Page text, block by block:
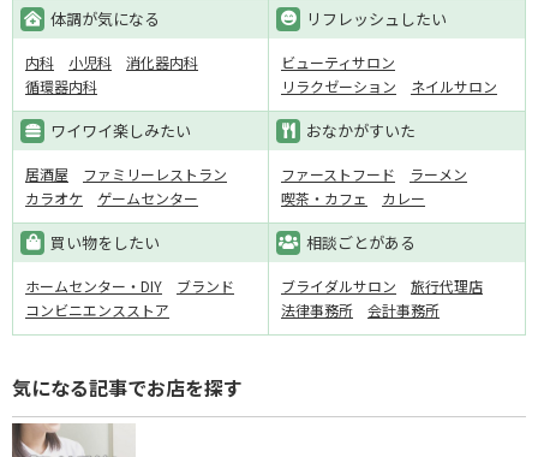
体調が気になる
内科 小児科
消化器内科
循環器内科
リフレッシュしたい
ビューティサロン
リラクゼーション
ネイルサロン
ワイワイ楽しみたい
居酒屋
ファミリーレストラン
カラオケ
ゲームセンター
おなかがすいた
ファーストフード
ラーメン
喫茶・カフェ
カレー
買い物をしたい
ホームセンター・DIY
ブランド
コンビニエンスストア
相談ごとがある
ブライダルサロン
旅行代理店
法律事務所
会計事務所
気になる記事でお店を探す